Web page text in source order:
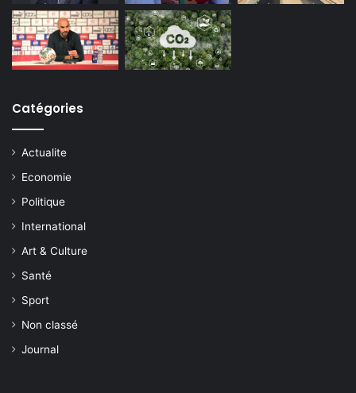
Catégories
Actualite
Economie
Politique
International
Art & Culture
Santé
Sport
Non classé
Journal